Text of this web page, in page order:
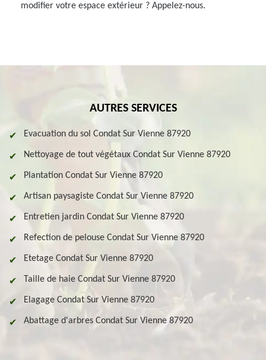
modifier votre espace extérieur ? Appelez-nous.
AUTRES SERVICES
Evacuation du sol Condat Sur Vienne 87920
Nettoyage de tout végétaux Condat Sur Vienne 87920
Plantation Condat Sur Vienne 87920
Artisan paysagiste Condat Sur Vienne 87920
Entretien jardin Condat Sur Vienne 87920
Refection de pelouse Condat Sur Vienne 87920
Etetage Condat Sur Vienne 87920
Taille de haie Condat Sur Vienne 87920
Elagage Condat Sur Vienne 87920
Abattage d'arbres Condat Sur Vienne 87920